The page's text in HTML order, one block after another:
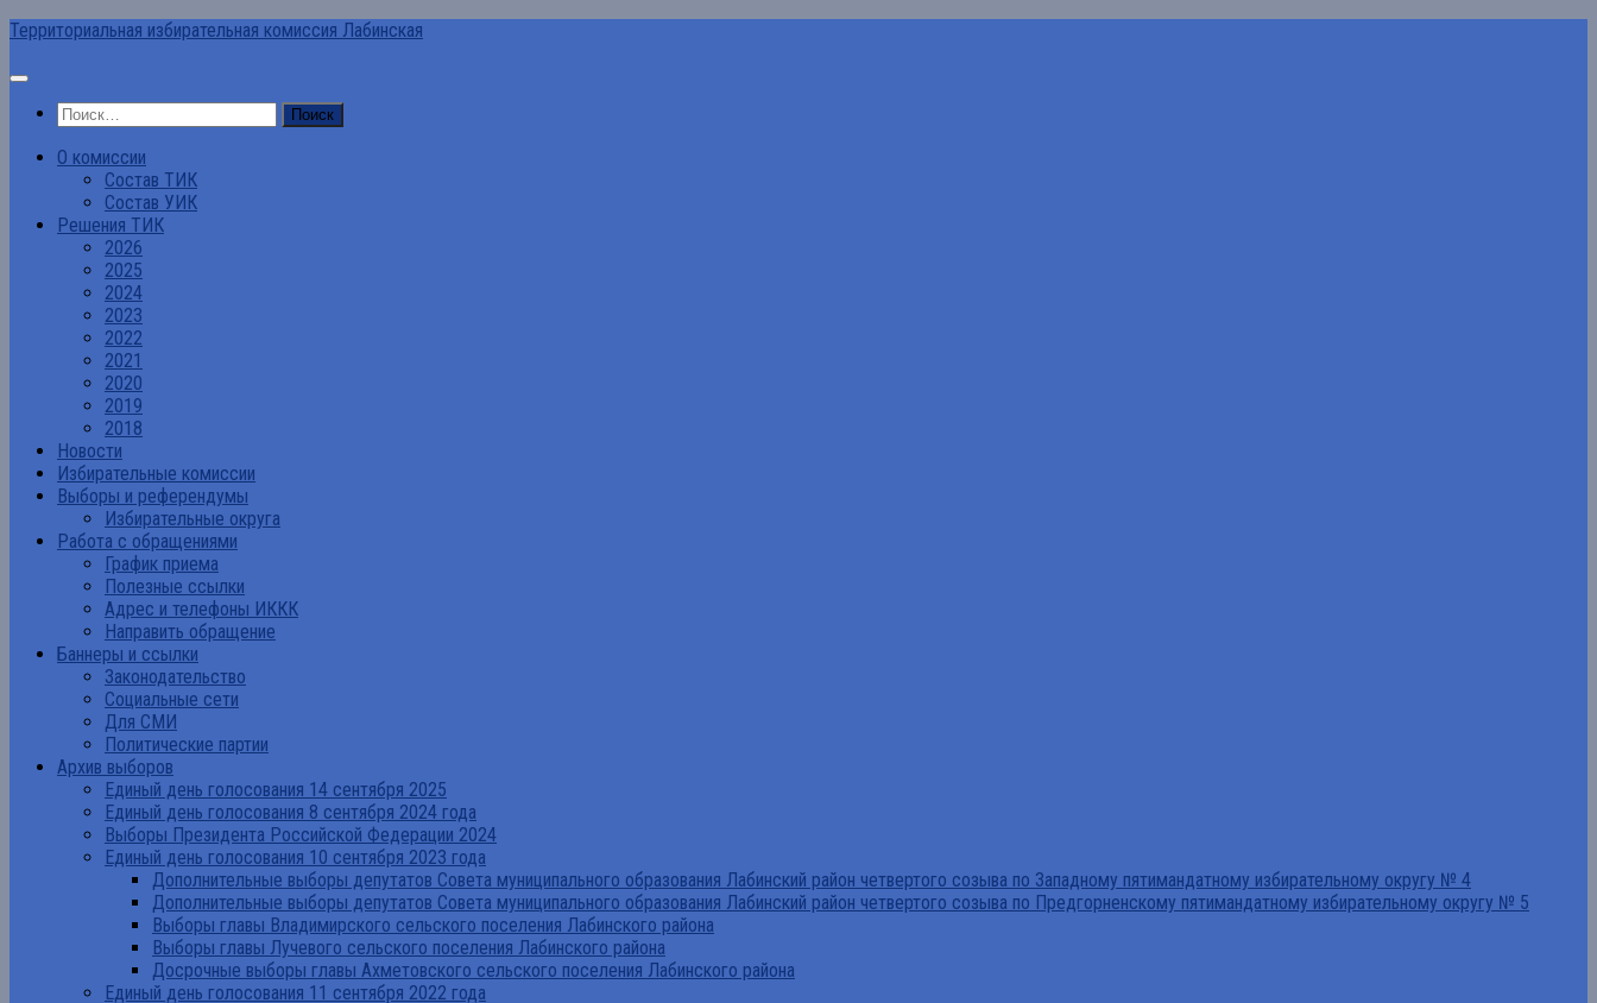
Перейти
содержимому
Территориальная избирательная комиссия Лабинская
Найти:
О комиссии
Состав ТИК
Состав УИК
Решения ТИК
2026
2025
2024
2023
2022
2021
2020
2019
2018
Новости
Избирательные комиссии
Выборы и референдумы
Избирательные округа
Работа с обращениями
График приема
Полезные ссылки
Адрес и телефоны ИККК
Направить обращение
Баннеры и ссылки
Законодательство
Социальные сети
Для СМИ
Политические партии
Архив выборов
Единый день голосования 14 сентября 2025
Единый день голосования 8 сентября 2024 года
Выборы Президента Российской Федерации 2024
Единый день голосования 10 сентября 2023 года
Дополнительные выборы депутатов Совета муниципального образования Лабинский район четвертого созыва по Западному пятимандатному избирательному округу № 4
Дополнительные выборы депутатов Совета муниципального образования Лабинский район четвертого созыва по Предгорненскому пятимандатному избирательному округу № 5
Выборы главы Владимирского сельского поселения Лабинского района
Выборы главы Лучевого сельского поселения Лабинского района
Досрочные выборы главы Ахметовского сельского поселения Лабинского района
Единый день голосования 11 сентября 2022 года